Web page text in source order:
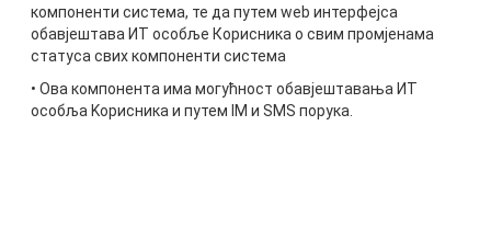
компоненти система, те да путем web интерфејса
обавјештава ИТ особље Корисника о свим промјенама
статуса свих компоненти система
• Ова компонента има могућност обавјештавања ИТ
особља Koрисника и путем IM и SMS порука.